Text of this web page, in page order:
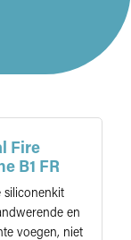
Fire
B1 FR
siliconenkit
en
voegen, niet